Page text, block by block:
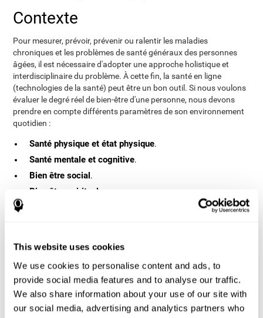
This website uses cookies
We use cookies to personalise content and ads, to
provide social media features and to analyse our traffic.
We also share information about your use of our site with
our social media, advertising and analytics partners who
Contexte
Pour mesurer, prévoir, prévenir ou ralentir les maladies
chroniques et les problèmes de santé généraux des personnes
âgées, il est nécessaire d'adopter une approche holistique et
interdisciplinaire du problème. À cette fin, la santé en ligne
(technologies de la santé) peut être un bon outil. Si nous voulons
évaluer le degré réel de bien-être d'une personne, nous devons
prendre en compte différents paramètres de son environnement
quotidien :
Santé physique et état physique.
Santé mentale et cognitive.
Bien être social.
Bien être spirituel
Dans cette étude, nous avons essayé d'évaluer le bien-être d'une
stocker et d'analyser une grande quantité de données d'une
en mesure de mesurer les paramètres pertinents pour le bien-être
des personnes âgées.
Méthodologie